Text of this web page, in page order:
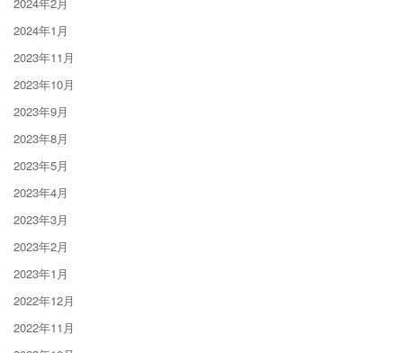
2024年1月
2023年11月
2023年10月
2023年9月
2023年8月
2023年5月
2023年4月
2023年3月
2023年2月
2023年1月
2022年12月
2022年11月